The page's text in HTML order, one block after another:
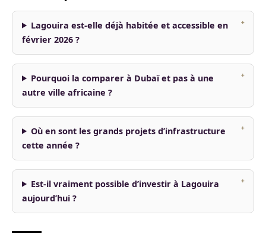
Lagouira est-elle déjà habitée et accessible en
février 2026 ?
Pourquoi la comparer à Dubaï et pas à une
autre ville africaine ?
Où en sont les grands projets d’infrastructure
cette année ?
Est-il vraiment possible d’investir à Lagouira
aujourd’hui ?